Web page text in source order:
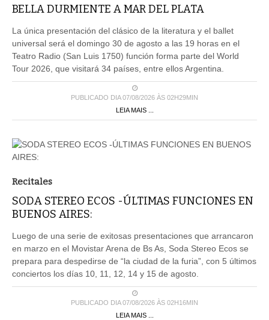
BELLA DURMIENTE A MAR DEL PLATA
La única presentación del clásico de la literatura y el ballet
universal será el domingo 30 de agosto a las 19 horas en el
Teatro Radio (San Luis 1750) función forma parte del World
Tour 2026, que visitará 34 países, entre ellos Argentina.
PUBLICADO DIA 07/08/2026 ÀS 02H29MIN
LEIA MAIS ...
Recitales
SODA STEREO ECOS -ÚLTIMAS FUNCIONES EN
BUENOS AIRES:
Luego de una serie de exitosas presentaciones que arrancaron
en marzo en el Movistar Arena de Bs As, Soda Stereo Ecos se
prepara para despedirse de “la ciudad de la furia”, con 5 últimos
conciertos los días 10, 11, 12, 14 y 15 de agosto.
PUBLICADO DIA 07/08/2026 ÀS 02H16MIN
LEIA MAIS ...